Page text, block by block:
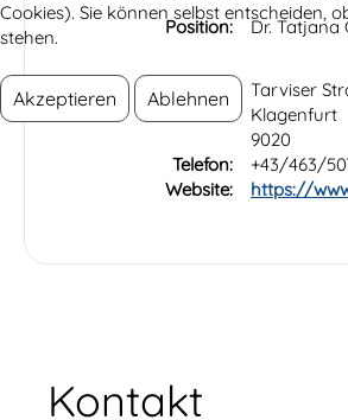
Position: Dr. Tatjana
Adresse:
Tarviser
Klagenfurt
9020
Telefon:
+43/463/
Website:
https://
Kontakt
Cookies). Sie können selbst entscheiden,
stehen.
Akzeptieren Ablehnen